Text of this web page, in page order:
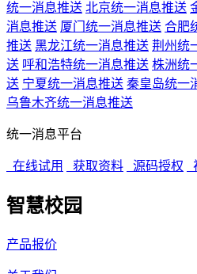
统一消息推送 北京统一消息推送
消息推送 厦门统一消息推送 合肥
推送 黑龙江统一消息推送 荆州统
送 呼和浩特统一消息推送 株洲统
送 宁夏统一消息推送 秦皇岛统一
乌鲁木齐统一消息推送
统一消息平台
在线试用 获取资料 源码授权
智慧校园
产品报价